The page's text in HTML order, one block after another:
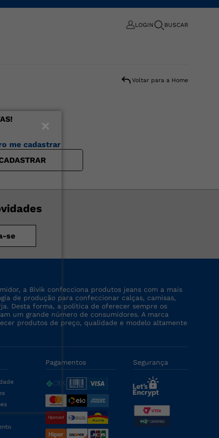
LOGIN BUSCAR
Voltar para a Home
me cadastrar
se
a Bivik confecciona produtos jeans com a mais
de produção para confeccionar calças, camisas,
Desta forma, a política de oferecer sempre os
um grande número de consumidores. A marca
produtos de preço, qualidade e modelo altamente
Pagamentos Segurança